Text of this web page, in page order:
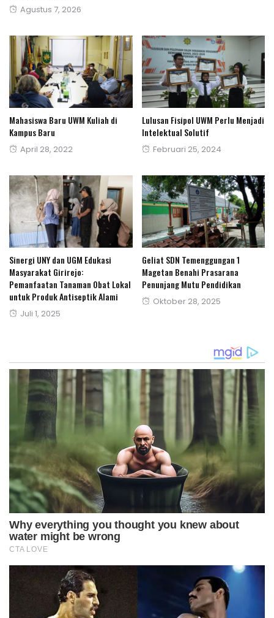
Posted
Agustus 7, 2026
Mahasiswa Baru UWM Kuliah di
Kampus Baru
Posted
April 28, 2022
Lulusan Fisipol UWM Perlu Menjadi
Intelektual Solutif
Posted
Februari 25, 2024
Sinergi UNY dan UGM Edukasi
Masyarakat Girirejo:
Pemanfaatan Tanaman Obat Lokal
untuk Produk Antiseptik Alami
Posted
Juli 1, 2025
Geliat SDN Temenggungan 1
Magetan Benahi Prasarana
Penunjang Mutu Pendidikan
Posted
Oktober 28, 2025